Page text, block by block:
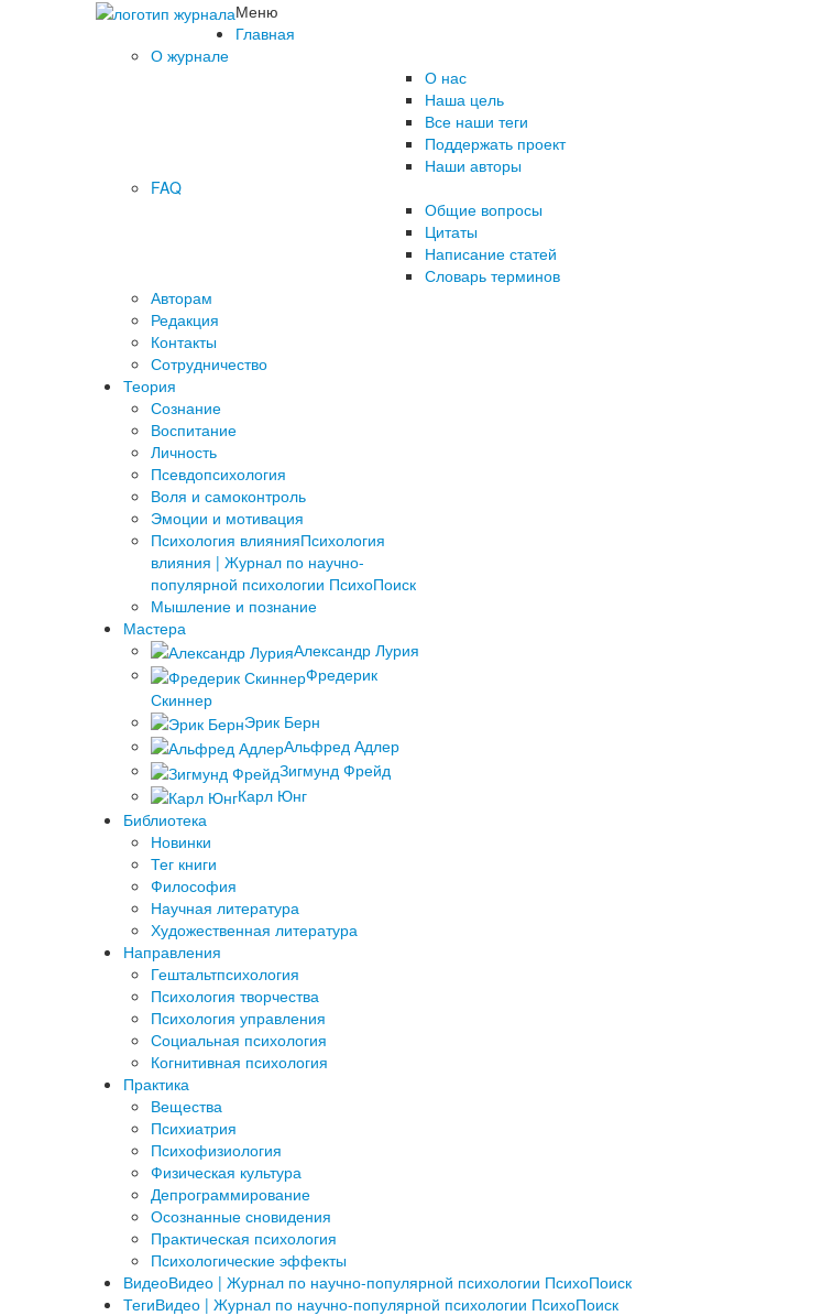
Меню
Главная
О журнале
О нас
Наша цель
Все наши теги
Поддержать проект
Наши авторы
FAQ
Общие вопросы
Цитаты
Написание статей
Словарь терминов
Авторам
Редакция
­Контакты
Сотрудничество
Теория
Сознание
Воспитание
Личность
Псевдопсихология
Воля и самоконтроль
Эмоции и мотивация
Психология влиянияПсихология
влияния | Журнал по научно-
популярной психологии ПсихоПоиск
Мышление и познание
Мастера
Александр Лурия
Фредерик
Скиннер
Эрик Берн
Альфред Адлер
Зигмунд Фрейд
Карл Юнг
Библиотека
Новинки
Тег книги
Философия
Научная литература
Художественная литература
Направления
Гештальтпсихология
Психология творчества
Психология управления
Социальная психология
Когнитивная психология
Практика
Вещества
Психиатрия
Психофизиология
Физическая культура
Депрограммирование
Осознанные сновидения
Практическая психология
Психологические эффекты
ВидеоВидео | Журнал по научно-популярной психологии ПсихоПоиск
ТегиВидео | Журнал по научно-популярной психологии ПсихоПоиск